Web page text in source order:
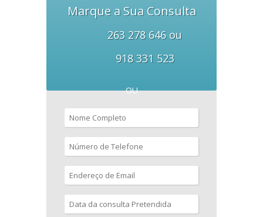
Marque a Sua Consulta
263 278 646 ou
918 331 523
OU